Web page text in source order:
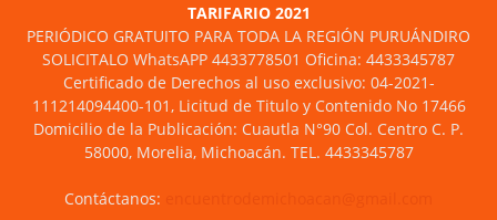
TARIFARIO 2021
PERIÓDICO GRATUITO PARA TODA LA REGIÓN PURUÁNDIRO
SOLICITALO WhatsAPP 4433778501 Oficina: 4433345787
Certificado de Derechos al uso exclusivo: 04-2021-
111214094400-101, Licitud de Titulo y Contenido No 17466
Domicilio de la Publicación: Cuautla N°90 Col. Centro C. P.
58000, Morelia, Michoacán. TEL. 4433345787
Contáctanos: